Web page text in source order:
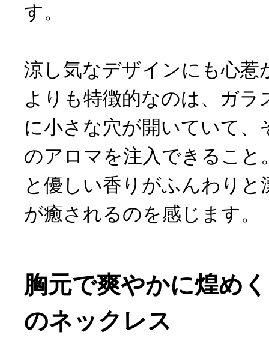
す。
涼し気なデザインにも心惹
よりも特徴的なのは、ガラ
に小さな穴が開いていて、
のアロマを注入できること
と優しい香りがふんわりと
が癒されるのを感じます。
胸元で爽やかに煌め
のネックレス